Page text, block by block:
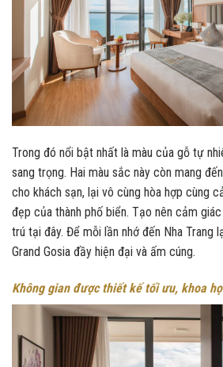
Trong đó nổi bật nhất là màu của gỗ tự
sang trọng. Hai màu sắc này còn mang
cho khách sạn, lại vô cùng hòa hợp cùng
đẹp của thành phố biển. Tạo nên cảm
trú tại đây. Để mỗi lần nhớ đến Nha Trang
Grand Gosia đầy hiện đại và ấm cúng.
Không gian được thiết kế tối ưu, khoa